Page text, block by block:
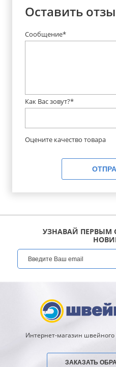
Оставить
Сообщение*
Как Вас зовут?*
Оцените качество товара
УЗНАВАЙ ПЕРВЫМ
Интернет-магазин швейного
ЗАКАЗАТЬ